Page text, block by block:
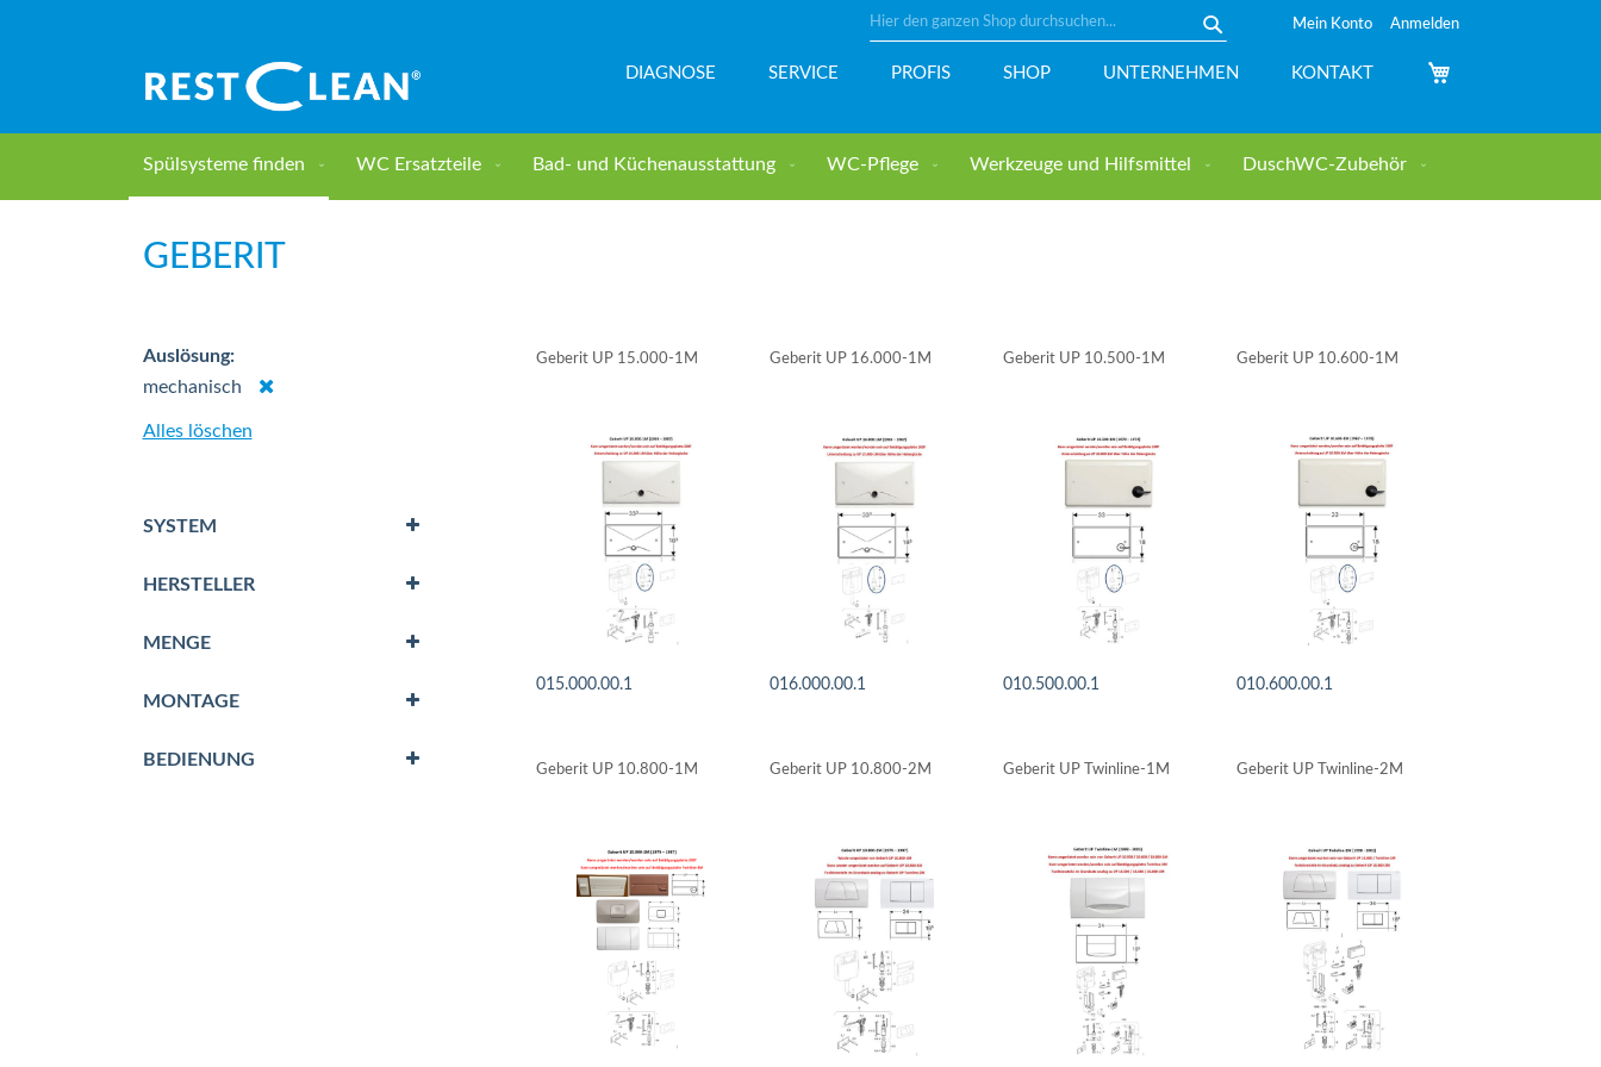
Mein Konto Anmelden
Inhalt
DIAGNOSE SERVICE PROFIS SHOP UNTERNEHMEN KONTAKT
Spülsysteme finden WC Ersatzteile Bad- und Küchenausstattung WC-Pflege Werkzeuge und Hilfsmittel DuschWC-Zubehör
GEBERIT
Geberit UP 15.000-1M
015.000.00.1
Geberit UP 16.000-1M
016.000.00.1
Geberit UP 10.500-1M
010.500.00.1
Geberit UP 10.600-1M
010.600.00.1
Geberit UP 10.800-1M Geberit UP 10.800-2M Geberit UP Twinline-1M Geberit UP Twinline-2M
Auslösung
mechanisch
Dies
Alles löschen
SYSTEM
HERSTELLER
MENGE
MONTAGE
BEDIENUNG